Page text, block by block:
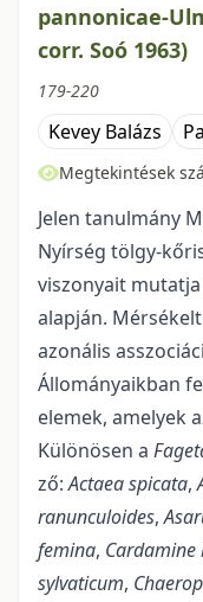
pannonicae-
corr. Soó 1963)
179-220
Kevey Balázs
Megtekintések
Jelen tanulmány
Nyírség tölgy-
viszonyait
alapján.
azonális
Állományaikban
elemek, amelyek
Különösen a
ző:Actaea spicata,
ranunculoides,
femina,
sylvaticum,